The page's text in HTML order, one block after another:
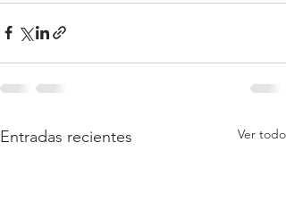
Entradas recientes Ver todo